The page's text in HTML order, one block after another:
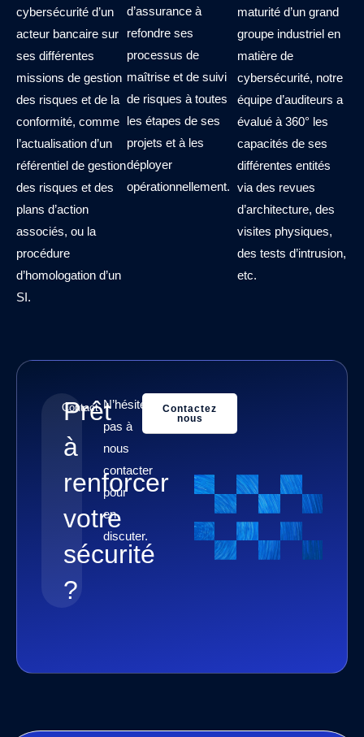
cybersécurité d’un
acteur bancaire sur
ses différentes
missions de gestion
des risques et de la
conformité, comme
l’actualisation d’un
référentiel de gestion
des risques et des
plans d’action
associés, ou la
procédure
d’homologation d’un
SI.
d’assurance à
refondre ses
processus de
maîtrise et de suivi
de risques à toutes
les étapes de ses
projets et à les
déployer
opérationnellement.
maturité d’un grand
groupe industriel en
matière de
cybersécurité, notre
équipe d’auditeurs a
évalué à 360° les
capacités de ses
différentes entités
via des revues
d’architecture, des
visites physiques,
des tests d’intrusion,
etc.
Contact
Prêt
à
renforcer
votre
sécurité
?
N’hésitez
pas à
nous
contacter
pour
en
discuter.
Contactez
nous